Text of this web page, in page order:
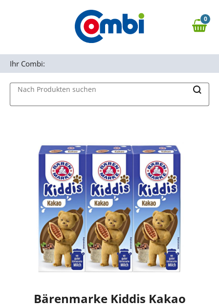
Zur Navigation springen
0,00 €
0
Nach Produkten suchen
Ihr Combi:
Bärenmarke Kiddis Kakao